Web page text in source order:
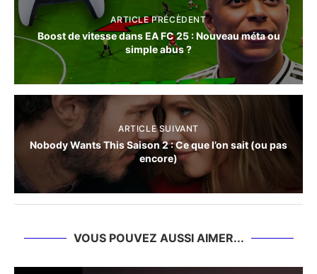
ARTICLE PRÉCÈDENT
Boost de vitesse dans EA FC 25 : Nouveau méta ou
simple abus ?
ARTICLE SUIVANT
Nobody Wants This Saison 2 : Ce que l’on sait (ou pas
encore)
VOUS POUVEZ AUSSI AIMER...